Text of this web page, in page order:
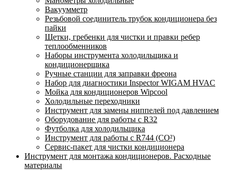
Вакуумметр
Резьбовой соединитель трубок кондиционера без
пайки
Щетки, гребенки для чистки и правки ребер
теплообменников
Наборы инструмента холодильщика и
кондиционерщика
Ручные станции для заправки фреона
Набор для диагностики Inspector WIGAM HVAC
Мойка для кондиционеров Wipcool
Холодильные переходники
Инструмент для замены ниппелей под давлением
Оборудование для работы с R32
Футболка для холодильщика
Инструмент для работы с R744 (CO²)
Сервис-пакет для чистки кондиционера
Инструмент для монтажа кондиционеров. Расходные
материалы